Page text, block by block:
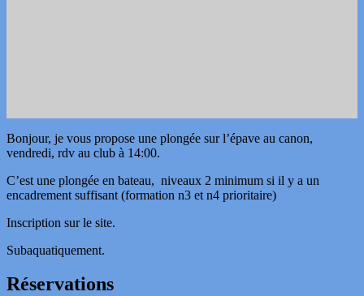
Bonjour, je vous propose une plongée sur l’épave au canon,
vendredi, rdv au club à 14:00.
C’est une plongée en bateau, niveaux 2 minimum si il y a un
encadrement suffisant (formation n3 et n4 prioritaire)
Inscription sur le site.
Subaquatiquement.
Réservations